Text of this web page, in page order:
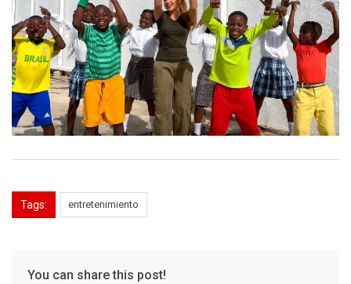
Tags: entretenimiento
You can share this post!